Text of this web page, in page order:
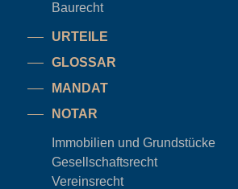
Baurecht
URTEILE
GLOSSAR
MANDAT
NOTAR
Immobilien und Grundstücke
Gesellschaftsrecht
Vereinsrecht